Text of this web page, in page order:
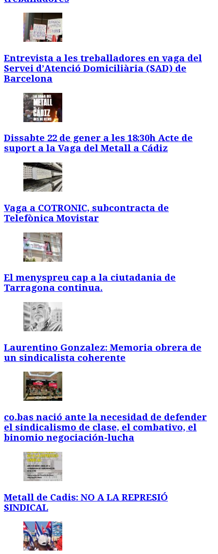
Entrevista a les treballadores en vaga del
Servei d’Atenció Domiciliària (SAD) de
Barcelona
Dissabte 22 de gener a les 18:30h Acte de
suport a la Vaga del Metall a Cádiz
Vaga a COTRONIC, subcontracta de
Telefònica Movistar
El menyspreu cap a la ciutadania de
Tarragona continua.
Laurentino Gonzalez: Memoria obrera de
un sindicalista coherente
co.bas nació ante la necesidad de defender
el sindicalismo de clase, el combativo, el
binomio negociación-lucha
Metall de Cadis: NO A LA REPRESIÓ
SINDICAL